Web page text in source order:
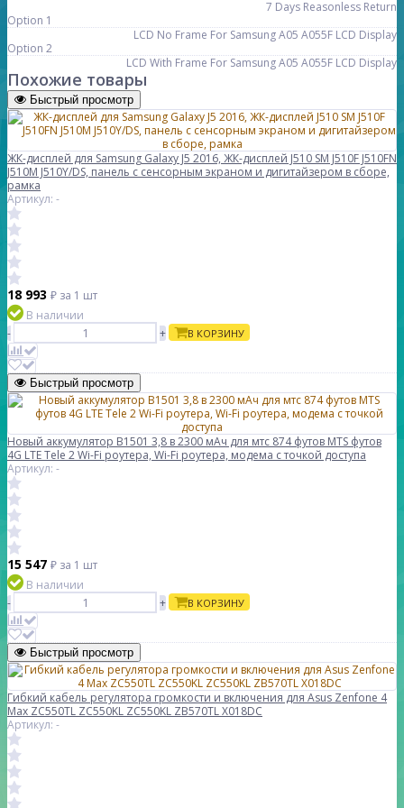
7 Days Reasonless Return
Option 1
LCD No Frame For Samsung A05 A055F LCD Display
Option 2
LCD With Frame For Samsung A05 A055F LCD Display
Похожие товары
Быстрый просмотр
ЖК-дисплей для Samsung Galaxy J5 2016, ЖК-дисплей J510 SM J510F J510FN
J510M J510Y/DS, панель с сенсорным экраном и дигитайзером в сборе,
рамка
Артикул: -
18 993 ₽ за 1 шт
В наличии
-
+ В КОРЗИНУ
Быстрый просмотр
Новый аккумулятор B1501 3,8 в 2300 мАч для мтс 874 футов MTS футов
4G LTE Tele 2 Wi-Fi роутера, Wi-Fi роутера, модема с точкой доступа
Артикул: -
15 547 ₽ за 1 шт
В наличии
-
+ В КОРЗИНУ
Быстрый просмотр
Гибкий кабель регулятора громкости и включения для Asus Zenfone 4
Max ZC550TL ZC550KL ZC550KL ZB570TL X018DC
Артикул: -